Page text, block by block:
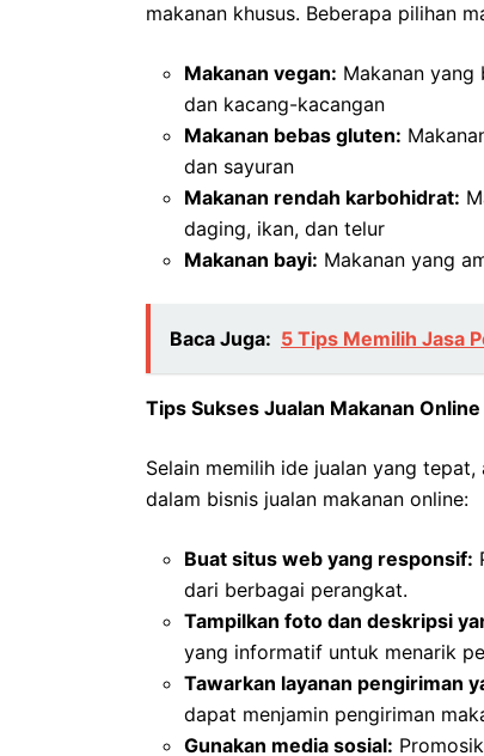
makanan khusus. Beberapa pilihan
Makanan vegan: Makanan yang
dan kacang-kacangan
Makanan bebas gluten:
dan sayuran
Makanan rendah karbohidrat:
daging, ikan, dan telur
Makanan bayi: Makanan yang
Baca Juga: 5 Tips Memilih Jasa
Tips Sukses Jualan Makanan Online
Selain memilih ide jualan yang
dalam bisnis jualan makanan online:
Buat situs web yang responsif:
dari berbagai perangkat.
Tampilkan foto dan deskripsi
yang informatif untuk menarik
Tawarkan layanan pengiriman
dapat menjamin pengiriman
Gunakan media sosial: